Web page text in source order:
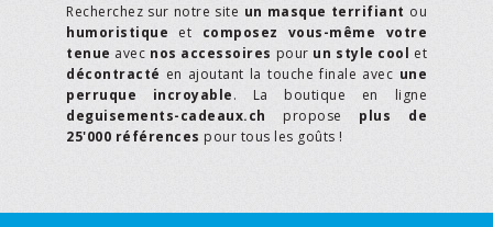
Recherchez sur notre site un masque terrifiant ou
humoristique et composez vous-même votre
tenue avec nos accessoires pour un style cool et
décontracté en ajoutant la touche finale avec une
perruque incroyable. La boutique en ligne
deguisements-cadeaux.ch propose plus de
25'000 références pour tous les goûts !